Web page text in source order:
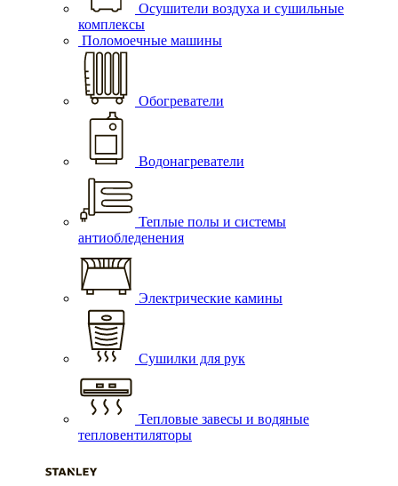
Осушители воздуха и сушильные
комплексы
Поломоечные машины
Обогреватели
Водонагреватели
Теплые полы и системы
антиобледенения
Электрические камины
Сушилки для рук
Тепловые завесы и водяные
тепловентиляторы